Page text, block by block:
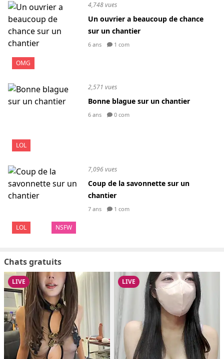
OMG
4,748 vues
Un ouvrier a beaucoup de chance
sur un chantier
6 ans 1 com
LOL
2,571 vues
Bonne blague sur un chantier
6 ans 0 com
LOL NSFW
7,096 vues
Coup de la savonnette sur un
chantier
7 ans 1 com
Chats gratuits